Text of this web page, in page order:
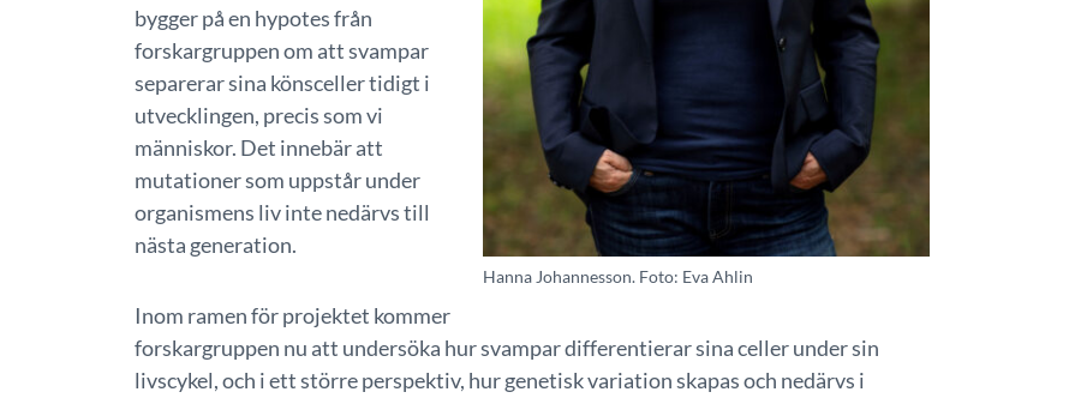
Hanna Johannesson. Foto: Eva Ahlin
bygger på en hypotes från
forskargruppen om att svampar
separerar sina könsceller tidigt i
utvecklingen, precis som vi
människor. Det innebär att
mutationer som uppstår under
organismens liv inte nedärvs till
nästa generation.
Inom ramen för projektet kommer
forskargruppen nu att undersöka hur svampar differentierar sina celler under sin
livscykel, och i ett större perspektiv, hur genetisk variation skapas och nedärvs i